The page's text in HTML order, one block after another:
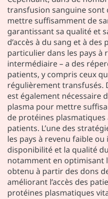
transfusion sanguine
mettre suffisamment de
garantissant sa qualité et
d’accès à du sang et à
particulier dans les pays à
intermédiaire – a des
patients, y compris ceux
régulièrement transfusés.
est également nécessaire
plasma pour mettre
de protéines
patients. L’une des
les pays à revenu faible
disponibilité et la qualité
notamment en optimisant
obtenu à partir des dons
améliorant l’accès des
protéines plasmatiques